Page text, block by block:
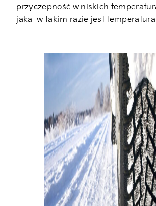
przyczepność w niskich
jaka w takim razie jest